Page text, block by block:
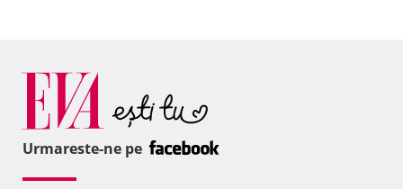
Urmareste-ne pe